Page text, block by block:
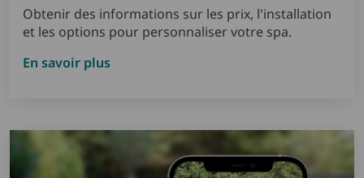
Obtenir des informations sur les prix, l'installation
et les options pour personnaliser votre spa.
En savoir plus